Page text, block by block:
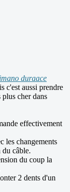
duraace
c'est aussi prendre
plus cher dans
effectivement
les changements
du câble.
du coup la
2 dents d'un